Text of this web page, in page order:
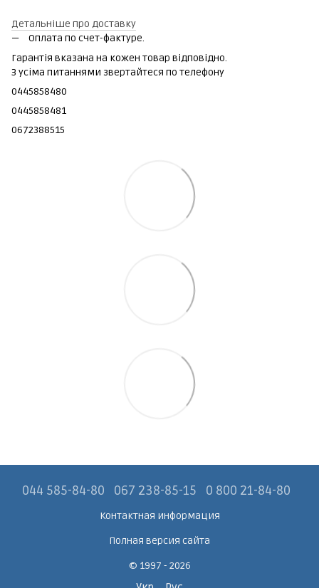
Детальніше про доставку
Оплата по счет-фактуре.
Гарантія вказана на кожен товар відповідно.
З усіма питаннями звертайтеся по телефону
0445858480
0445858481
0672388515
044 585-84-80 067 238-85-15 0 800 21-84-80
Контактная информация
Полная версия сайта
© 1997 - 2026